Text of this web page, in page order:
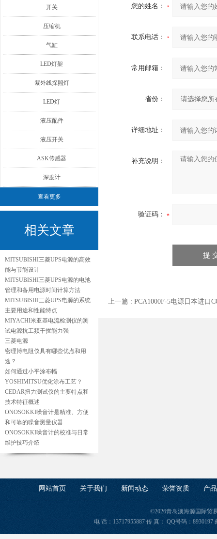
开关
压缩机
气缸
LED灯架
紫外线探照灯
LED灯
液压配件
液压开关
ASK传感器
深度计
查看更多
相关文章
MITSUBISHI三菱UPS电源的高效
能与节能设计
MITSUBISHI三菱UPS电源的电池
管理和备用电源时间计算方法
MITSUBISHI三菱UPS电源的系统
主要用途和性能特点
MIYACHI米亚基电流检测仪的测
试电源抗工频干扰能力强
三菱电源
密理博电阻仪具有哪些优点和用
途？
如何通过小平涂布幅
YOSHIMITSU优化涂布工艺？
CEDAR扭力测试仪的主要特点和
技术特征概述
ONOSOKKI噪音计是精准、方便
和可靠的噪音测量仪器
ONOSOKKI噪音计的校准与日常
维护技巧介绍
您的姓名：
联系电话：
常用邮箱：
省份：
详细地址：
补充说明：
验证码：
上一篇 : PCA1000F-5电源日本进口
网站首页 关于我们 新闻动态 荣誉资质 产
©2026青岛澳海源国际贸
电 话：13717955887 传 真： QQ号码：